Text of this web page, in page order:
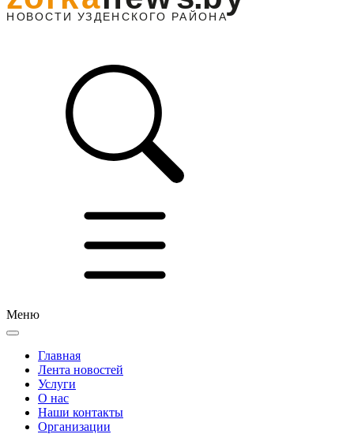
Меню
Главная
Лента новостей
Услуги
О нас
Наши контакты
Организации